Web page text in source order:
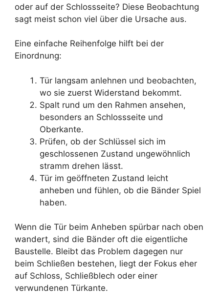
oder auf der Schlossseite? Diese Beobachtung
sagt meist schon viel über die Ursache aus.
Eine einfache Reihenfolge hilft bei der
Einordnung:
Tür langsam anlehnen und beobachten,
wo sie zuerst Widerstand bekommt.
Spalt rund um den Rahmen ansehen,
besonders an Schlossseite und
Oberkante.
Prüfen, ob der Schlüssel sich im
geschlossenen Zustand ungewöhnlich
stramm drehen lässt.
Tür im geöffneten Zustand leicht
anheben und fühlen, ob die Bänder Spiel
haben.
Wenn die Tür beim Anheben spürbar nach oben
wandert, sind die Bänder oft die eigentliche
Baustelle. Bleibt das Problem dagegen nur
beim Schließen bestehen, liegt der Fokus eher
auf Schloss, Schließblech oder einer
verwundenen Türkante.